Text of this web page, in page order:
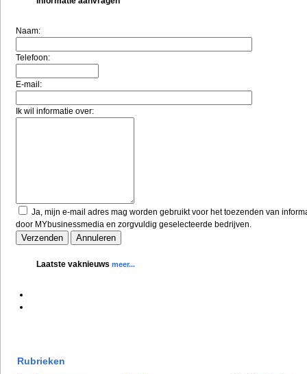
Naam:
Telefoon:
E-mail:
Ik wil informatie over:
Ja, mijn e-mail adres mag worden gebruikt voor het toezenden van
door MYbusinessmedia en zorgvuldig geselecteerde bedrijven.
Laatste vaknieuws meer...
Rubrieken